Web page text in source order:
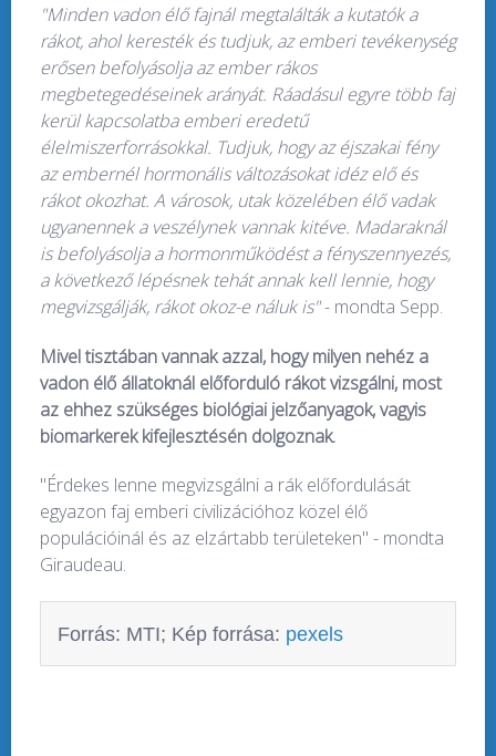
"Minden vadon élő fajnál megtalálták a kutatók a
rákot, ahol keresték és tudjuk, az emberi tevékenység
erősen befolyásolja az ember rákos
megbetegedéseinek arányát. Ráadásul egyre több faj
kerül kapcsolatba emberi eredetű
élelmiszerforrásokkal. Tudjuk, hogy az éjszakai fény
az embernél hormonális változásokat idéz elő és
rákot okozhat. A városok, utak közelében élő vadak
ugyanennek a veszélynek vannak kitéve. Madaraknál
is befolyásolja a hormonműködést a fényszennyezés,
a következő lépésnek tehát annak kell lennie, hogy
megvizsgálják, rákot okoz-e náluk is"- mondta Sepp.
Mivel tisztában vannak azzal, hogy milyen nehéz a
vadon élő állatoknál előforduló rákot vizsgálni, most
az ehhez szükséges biológiai jelzőanyagok, vagyis
biomarkerek kifejlesztésén dolgoznak.
"Érdekes lenne megvizsgálni a rák előfordulását
egyazon faj emberi civilizációhoz közel élő
populációinál és az elzártabb területeken" - mondta
Giraudeau.
Forrás: MTI; Kép forrása: pexels